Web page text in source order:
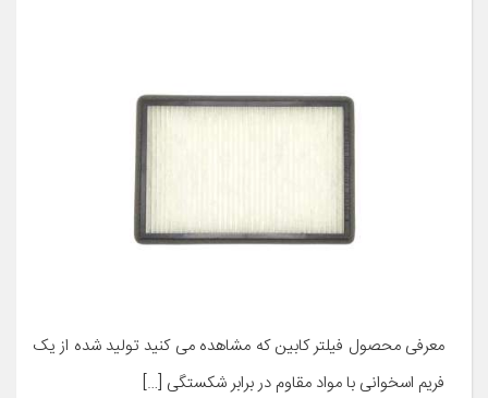
معرفی محصول فیلتر کابین که مشاهده می کنید تولید شده از یک
فریم اسخوانی با مواد مقاوم در برابر شکستگی […]